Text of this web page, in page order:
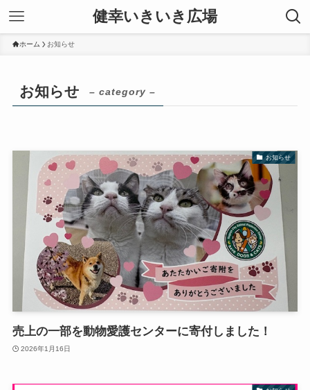
健幸いきいき広場
ホーム お知らせ
お知らせ – category –
お知らせ
売上の一部を動物愛護センターに寄付しました！
2026年1月16日